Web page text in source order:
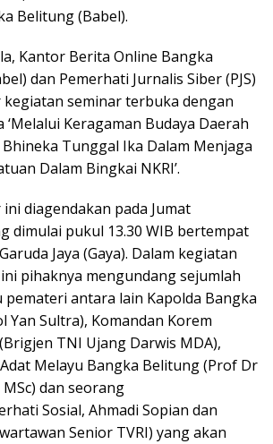
Belitung (Babel).
Kantor Berita Online Bangka
dan Pemerhati Jurnalis Siber (PJS)
seminar terbuka dengan
Keragaman Budaya Daerah
Tunggal Ika Dalam Menjaga
Dalam Bingkai NKRI’.
ini diagendakan pada Jumat
dimulai pukul 13.30 WIB bertempat
Jaya (Gaya). Dalam kegiatan
pihaknya mengundang sejumlah
antara lain Kapolda Bangka
Yan Sultra), Komandan Korem
TNI Ujang Darwis MDA),
Melayu Bangka Belitung (Prof Dr
dan seorang
Sosial, Ahmadi Sopian dan
Senior TVRI) yang akan